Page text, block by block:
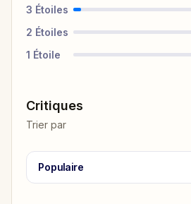
3 Étoiles
2 Étoiles
1 Étoile
Critiques
Trier par
Populaire